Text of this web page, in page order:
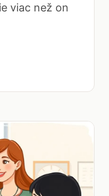
viac než on